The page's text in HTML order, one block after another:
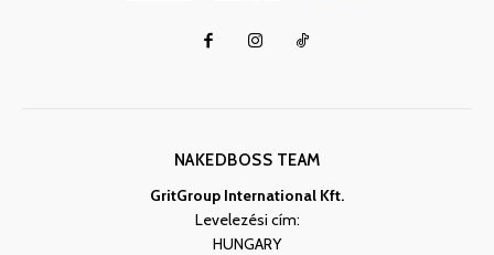
NAKEDBOSS TEAM
GritGroup International Kft.
Levelezési cím:
HUNGARY